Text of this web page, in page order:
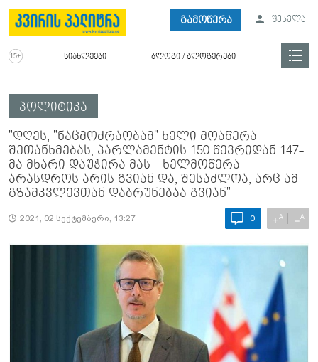
გამოწერა შესვლა
სიახლეები ბლოგი / ბლოგერები
პოლიტიკა
"დღეს, "ნაცმოძრაობამ" ხელი მოაწერა
შეთანხმებას, პარლამენტის 150 წევრიდან 147-
მა მხარი დაუჭირა მას - ხელმოწერა
არასდროს არის გვიან და, შესაძლოა, არც ამ
გზამკვლევთან დაბრუნებაა გვიან"
2021, 02 სექტემბერი, 13:27 0 +A −A